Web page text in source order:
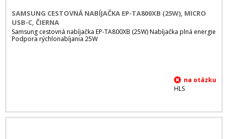
SAMSUNG CESTOVNÁ NABÍJAČKA EP-TA800XB (25W), MICRO
USB-C, ČIERNA
Samsung cestovná nabíjačka EP-TA800XB (25W) Nabíjačka plná energie
Podpora rýchlonabíjania 25W
HLS